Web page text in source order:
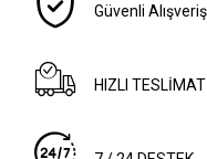
Güvenli Alışveriş
HIZLI TESLİMAT